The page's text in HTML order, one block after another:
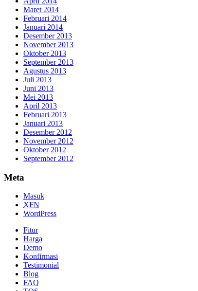
Maret 2014
Februari 2014
Januari 2014
Desember 2013
November 2013
Oktober 2013
September 2013
Agustus 2013
Juli 2013
Juni 2013
Mei 2013
April 2013
Februari 2013
Januari 2013
Desember 2012
November 2012
Oktober 2012
September 2012
Meta
Masuk
XFN
WordPress
Fitur
Harga
Demo
Konfirmasi
Testimonial
Blog
FAQ